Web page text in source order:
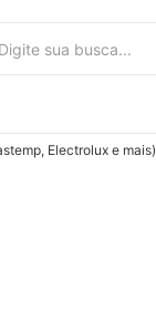
Electrolux e mais)